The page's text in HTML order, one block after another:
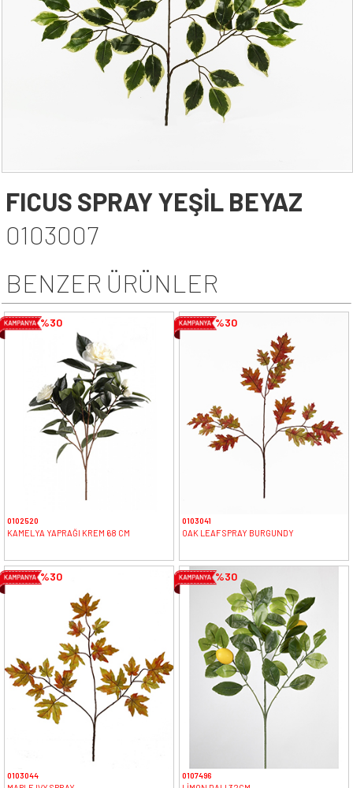
TEK DAL & DEMET ÇİÇEK
DİKEY BAHÇE& SARMAŞIK ÇİT
ŞOKLANMIŞ & YAPAY PALMİYE
YAPAY DIŞ MEKAN BİTKİLERİ
SAKSILAR
--- HABERLER --
-- İLETİŞİM --
FICUS SPRAY YEŞİL BEYAZ
0103007
BENZER ÜRÜNLER
%30
0102520
KAMELYA YAPRAĞI KREM 68 CM
%30
0103041
OAK LEAF SPRAY BURGUNDY
%30
0103044
%30
0107496